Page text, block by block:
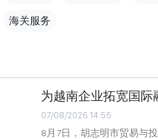
海关服务
为越南企业拓宽国际
07/08/2026 14:55
8月7日，胡志明市贸易与